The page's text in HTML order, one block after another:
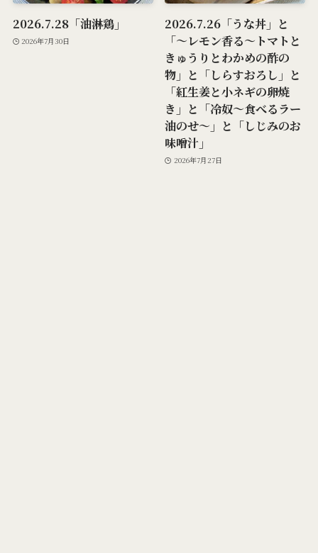
2026.7.28「油淋鶏」
2026年7月30日
2026.7.26「うな丼」と
「～レモン香る～トマトと
きゅうりとわかめの酢の
物」と「しらすおろし」と
「紅生姜と小ネギの卵焼
き」と「冷奴～食べるラー
油のせ～」と「しじみのお
味噌汁」
2026年7月27日